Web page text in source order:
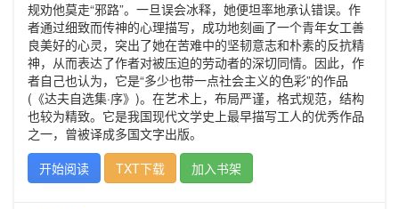
规劝他莫走“邪路”。一旦误会冰释，她便坦率地承认错误。作
者通过细致而传神的心理描写，成功地刻画了一个青年女工善
良美好的心灵，突出了她在苦难中的坚韧意志和朴素的反抗精
神，从而表达了作者对被压迫的劳动者的深切同情。因此，作
者自己也认为，它是“多少也带一点社会主义的色彩”的作品
(《达夫自选集·序》)。在艺术上，布局严谨，格式规范，结构
也较为精致。它是我国现代文学史上最早描写工人的优秀作品
之一，曾被译成多国文字出版。
开始阅读
TXT下载 加入书架